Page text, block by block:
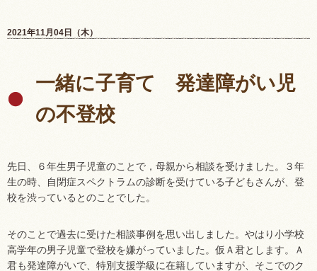
2021年11月04日（木）
一緒に子育て 発達障がい児
の不登校
先日、６年生男子児童のことで，母親から相談を受けました。３年
生の時、自閉症スペクトラムの診断を受けている子どもさんが、登
校を渋っているとのことでした。
そのことで過去に受けた相談事例を思い出しました。やはり小学校
高学年の男子児童で登校を嫌がっていました。仮Ａ君とします。Ａ
君も発達障がいで、特別支援学級に在籍していますが、そこでのク